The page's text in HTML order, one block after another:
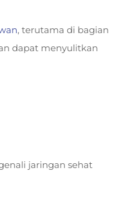
, terutama di bagian
dapat menyulitkan
jaringan sehat